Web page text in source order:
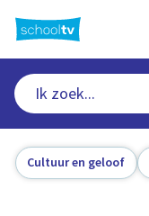
naar
hoofdinhoud
Cultuur en geloof